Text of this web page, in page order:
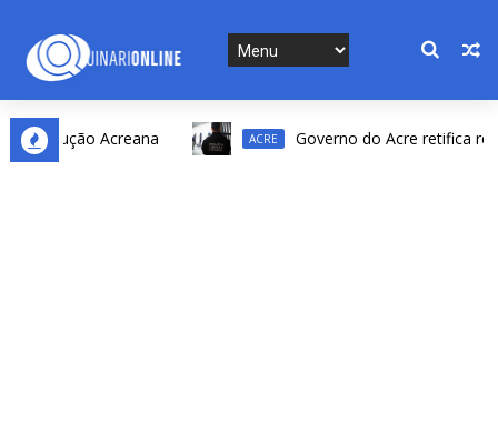
Acreana ACRE Governo do Acre retifica